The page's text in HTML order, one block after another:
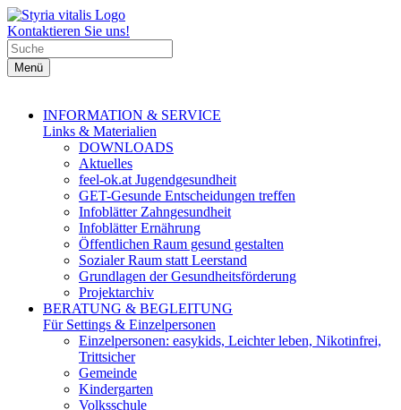
Kontaktieren Sie uns!
Menü
INFORMATION & SERVICE
Links & Materialien
DOWNLOADS
Aktuelles
feel-ok.at Jugendgesundheit
GET-Gesunde Entscheidungen treffen
Infoblätter Zahngesundheit
Infoblätter Ernährung
Öffentlichen Raum gesund gestalten
Sozialer Raum statt Leerstand
Grundlagen der Gesundheitsförderung
Projektarchiv
BERATUNG & BEGLEITUNG
Für Settings & Einzelpersonen
Einzelpersonen: easykids, Leichter leben, Nikotinfrei,
Trittsicher
Gemeinde
Kindergarten
Volksschule